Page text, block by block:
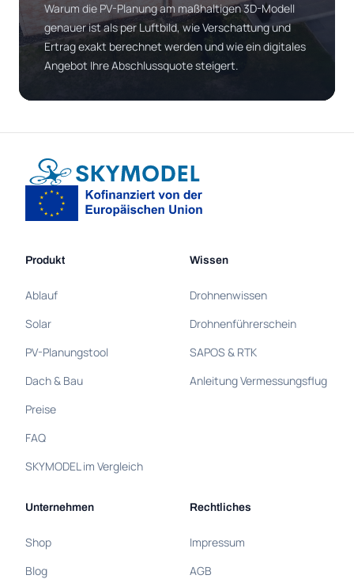
Warum die PV-Planung am maßhaltigen 3D-Modell
genauer ist als per Luftbild, wie Verschattung und
Ertrag exakt berechnet werden und wie ein digitales
Angebot Ihre Abschlussquote steigert.
Produkt
Ablauf
Solar
PV-Planungstool
Dach & Bau
Preise
FAQ
SKYMODEL im Vergleich
Wissen
Drohnenwissen
Drohnenführerschein
SAPOS & RTK
Anleitung Vermessungsflug
Unternehmen
Shop
Blog
Rechtliches
Impressum
AGB